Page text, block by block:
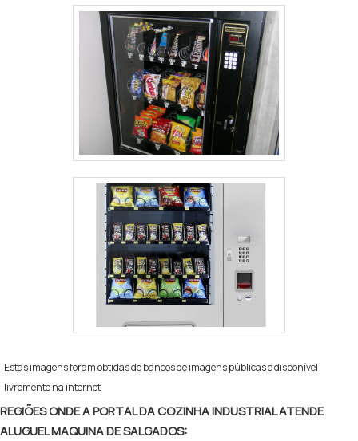
Estas imagens foram obtidas de bancos de imagens públicas e disponível
livremente na internet
REGIÕES ONDE A PORTAL DA COZINHA INDUSTRIAL ATENDE
ALUGUEL MAQUINA DE SALGADOS: